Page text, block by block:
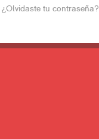
¿Olvidaste tu contraseña?